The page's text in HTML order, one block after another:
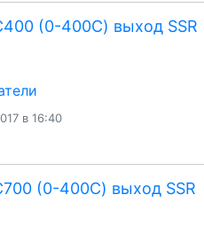
(0-400С) выход SSR
в 16:40
(0-400С) выход SSR